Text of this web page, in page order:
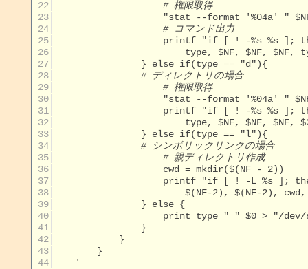
22
# 権限取得
23
24
# コマンド出力
25
26
27
                } else if(type == "d"){
28
# ディレクトリの場合
29
# 権限取得
30
31
32
33
                } else if(type == "l"){
34
# シンボリックリンクの場合
35
# 親ディレクトリ作成
36
37
38
39
                } else {
40
41
42
43
44
    '